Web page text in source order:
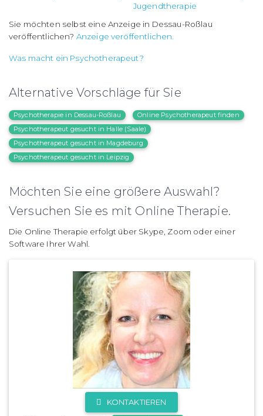
Jugendtherapie
Sie möchten selbst eine Anzeige in Dessau-Roßlau
veröffentlichen? Anzeige veröffentlichen.
Was macht ein Psychotherapeut?
Alternative Vorschläge für Sie
Psychotherapie in Dessau-Roßlau
Online Psychotherapeut finden
Psychotherapeut gesucht in Halle (Saale)
Psychotherapeut gesucht in Magdeburg
Psychotherapeut gesucht in Leipzig
Möchten Sie eine größere Auswahl?
Versuchen Sie es mit Online Therapie.
Die Online Therapie erfolgt über Skype, Zoom oder einer
Software Ihrer Wahl.
KONTAKTIEREN